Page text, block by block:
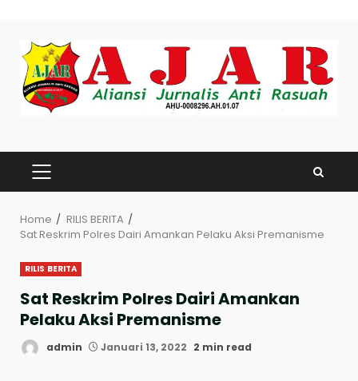
content
PRIMARY
MENU
Home
RILIS BERITA
Sat Reskrim Polres Dairi Amankan Pelaku Aksi Premanisme
RILIS BERITA
Sat Reskrim Polres Dairi Amankan
Pelaku Aksi Premanisme
admin Januari 13, 2022 2 min read